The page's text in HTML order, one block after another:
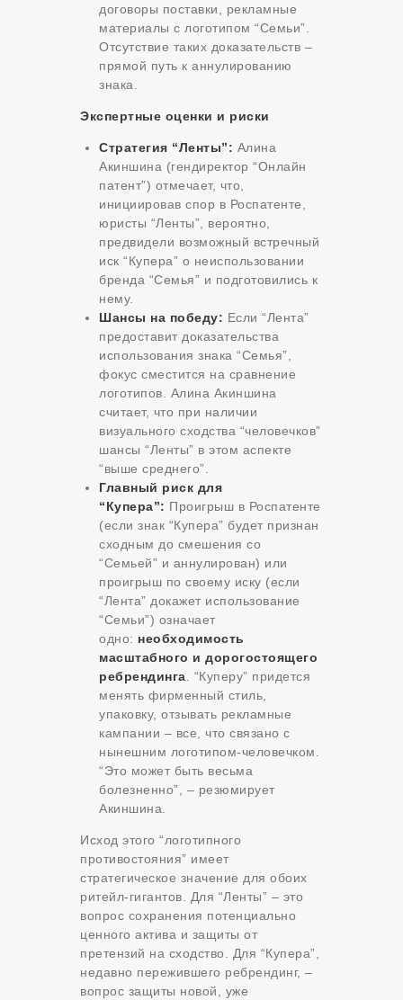
договоры поставки, рекламные
материалы с логотипом “Семьи”.
Отсутствие таких доказательств –
прямой путь к аннулированию
знака.
Экспертные оценки и риски
Стратегия “Ленты”: Алина
Акиншина (гендиректор “Онлайн
патент”) отмечает, что,
инициировав спор в Роспатенте,
юристы “Ленты”, вероятно,
предвидели возможный встречный
иск “Купера” о неиспользовании
бренда “Семья” и подготовились к
нему.
Шансы на победу: Если “Лента”
предоставит доказательства
использования знака “Семья”,
фокус сместится на сравнение
логотипов. Алина Акиншина
считает, что при наличии
визуального сходства “человечков”
шансы “Ленты” в этом аспекте
“выше среднего”.
Главный риск для
“Купера”: Проигрыш в Роспатенте
(если знак “Купера” будет признан
сходным до смешения со
“Семьей” и аннулирован) или
проигрыш по своему иску (если
“Лента” докажет использование
“Семьи”) означает
одно: необходимость
масштабного и дорогостоящего
ребрендинга. “Куперу” придется
менять фирменный стиль,
упаковку, отзывать рекламные
кампании – все, что связано с
нынешним логотипом-человечком.
“Это может быть весьма
болезненно”, – резюмирует
Акиншина.
Исход этого “логотипного
противостояния” имеет
стратегическое значение для обоих
ритейл-гигантов. Для “Ленты” – это
вопрос сохранения потенциально
ценного актива и защиты от
претензий на сходство. Для “Купера”,
недавно пережившего ребрендинг, –
вопрос защиты новой, уже